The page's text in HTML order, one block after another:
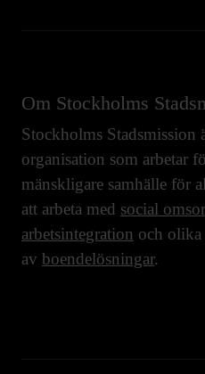
Om Stockholms
Stockholms Stadsmission
organisation som arbetar
mänskligare samhälle för
att arbeta med social
arbetsintegration och
av boendelösningar.